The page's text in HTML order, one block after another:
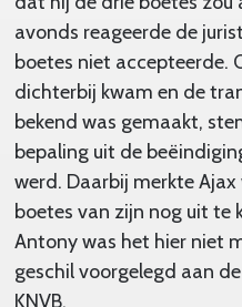
avonds reageerde de
boetes niet accepteerde.
dichterbij kwam en de
bekend was gemaakt,
bepaling uit de
werd. Daarbij merkte
boetes van zijn nog uit te
Antony was het hier niet
geschil voorgelegd aan
KNVB.